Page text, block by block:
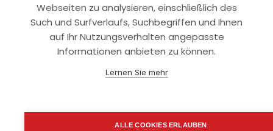
Datenschutz
Webseiten zu analysieren, einschließlich des
Such und Surfverlaufs, Suchbegriffen und Ihnen
auf Ihr Nutzungsverhalten angepasste
Informationen anbieten zu können.
Lernen Sie mehr
ALLE COOKIES ERLAUBEN